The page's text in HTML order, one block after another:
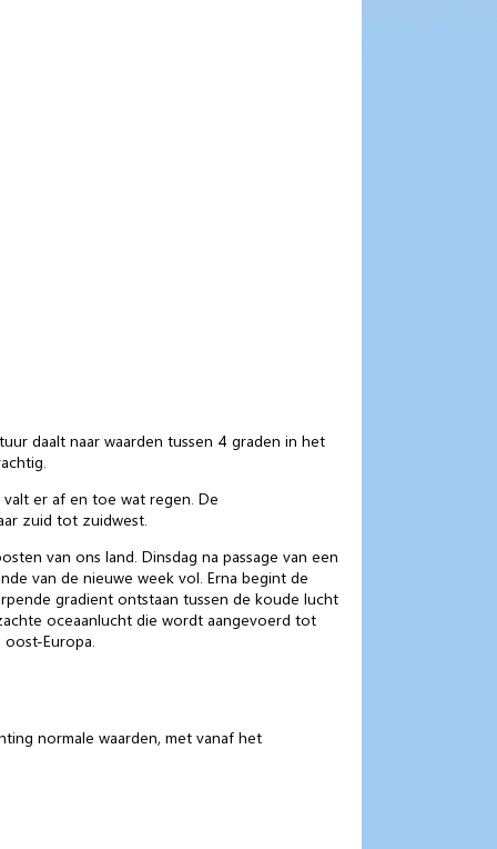
daalt naar waarden tussen 4 graden in het
er af en toe wat regen. De
zuid tot zuidwest.
van ons land. Dinsdag na passage van een
van de nieuwe week vol. Erna begint de
gradient ontstaan tussen de koude lucht
oceaanlucht die wordt aangevoerd tot
Europa.
normale waarden, met vanaf het